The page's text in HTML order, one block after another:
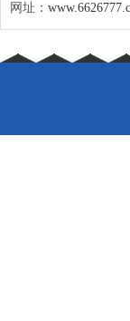
网址：